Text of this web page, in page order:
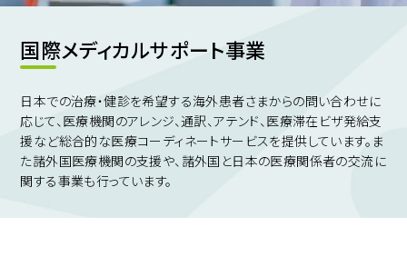
国際メディカルサポート事業
日本での治療・健診を希望する海外患者さまからの問い合わせに
応じて、医療機関のアレンジ、通訳、アテンド、医療滞在ビザ発給支
援など総合的な医療コーディネートサービスを提供しています。ま
た諸外国医療機関の支援や、諸外国と日本の医療関係者の交流に
関する事業も行っています。